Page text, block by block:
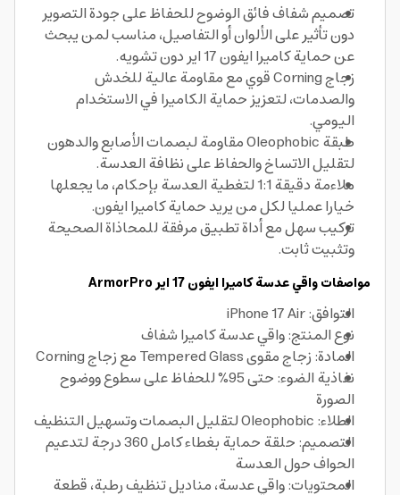
تصميم شفاف فائق الوضوح للحفاظ على جودة التصوير
دون تأثير على الألوان أو التفاصيل، مناسب لمن يبحث
عن حماية كاميرا ايفون 17 اير دون تشويه.
زجاج Corning قوي مع مقاومة عالية للخدش
والصدمات، لتعزيز حماية الكاميرا في الاستخدام
اليومي.
طبقة Oleophobic مقاومة لبصمات الأصابع والدهون
لتقليل الاتساخ والحفاظ على نظافة العدسة.
ملاءمة دقيقة 1:1 لتغطية العدسة بإحكام، ما يجعلها
خيارا عمليا لكل من يريد حماية كاميرا ايفون.
تركيب سهل مع أداة تطبيق مرفقة للمحاذاة الصحيحة
وتثبيت ثابت.
مواصفات واقي عدسة كاميرا ايفون 17 اير ArmorPro
التوافق: iPhone 17 Air
نوع المنتج: واقي عدسة كاميرا شفاف
المادة: زجاج مقوى Tempered Glass مع زجاج Corning
نفاذية الضوء: حتى 95% للحفاظ على سطوع ووضوح
الصورة
الطلاء: Oleophobic لتقليل البصمات وتسهيل التنظيف
التصميم: حلقة حماية بغطاء كامل 360 درجة لتدعيم
الحواف حول العدسة
المحتويات: واقي عدسة، مناديل تنظيف رطبة، قطعة